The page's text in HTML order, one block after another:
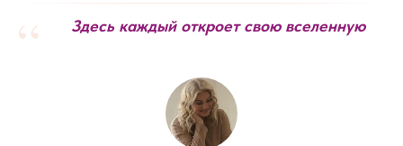
“ Здесь каждый откроет свою вселенную